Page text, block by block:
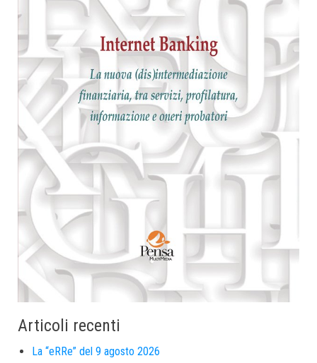
Articoli recenti
La “eRRe” del 9 agosto 2026